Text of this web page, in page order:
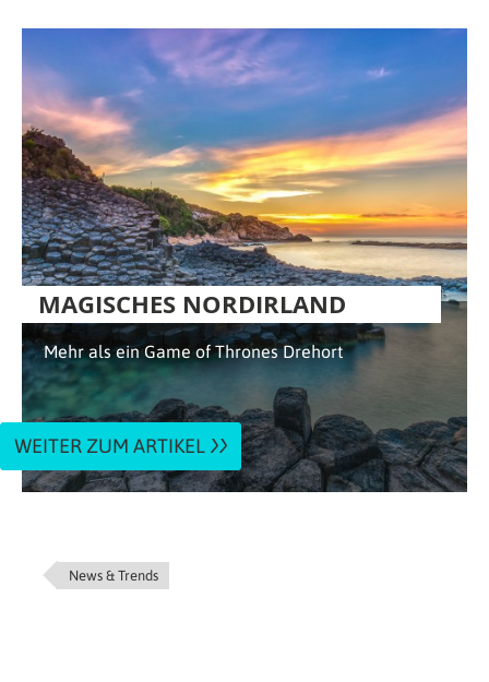
MAGISCHES NORDIRLAND
Mehr als ein Game of Thrones Drehort
WEITER ZUM ARTIKEL
News & Trends